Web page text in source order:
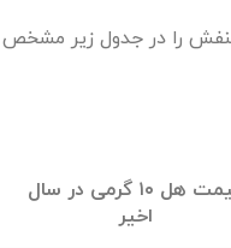
را در جدول زیر مشخص
قیمت هل ۱۰ گرمی در سال
اخیر